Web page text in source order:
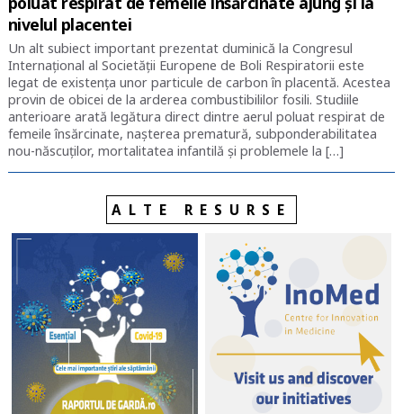
nivelul placentei
Un alt subiect important prezentat duminică la Congresul
Internațional al Societății Europene de Boli Respiratorii este
legat de existența unor particule de carbon în placentă. Acestea
provin de obicei de la arderea combustibililor fosili. Studiile
anterioare arată legătura direct dintre aerul poluat respirat de
femeile însărcinate, nașterea prematură, subponderabilitatea
nou-născuților, mortalitatea infantilă și problemele la […]
ALTE RESURSE